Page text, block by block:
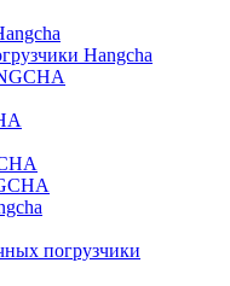
Hangcha
погрузчики